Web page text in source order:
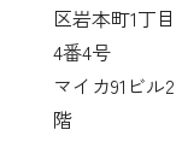
区岩本町1丁目
4番4号
マイカ91ビル2
階